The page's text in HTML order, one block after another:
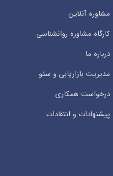
مشاوره آنلاین
کارگاه مشاوره روانشناسی
درباره ما
مدیریت بازاریابی و سئو
درخواست همکاری
پیشنهادات و انتقادات